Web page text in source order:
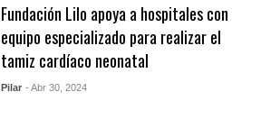
Fundación Lilo apoya a hospitales con
equipo especializado para realizar el
tamiz cardíaco neonatal
Pilar - Abr 30, 2024